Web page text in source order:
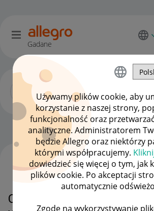
Używamy plików cookie, aby
korzystanie z naszej strony,
funkcjonalność oraz
analityczne. Administratorem
będzie Allegro oraz niektórzy
którymi współpracujemy.
dowiedzieć się więcej o tym, jak
plików cookie. Po akceptacji
automatycznie
Zgodę na wykorzystywanie
Gadane
Dyskusje kupujących
Czy mogę przedłużyc czas
WSZYSTKIE